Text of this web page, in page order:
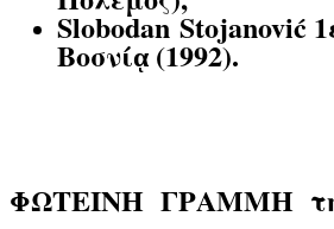
Slobodan Stojanović
Βοσνίᾳ (1992).
ΦΩΤΕΙΝΗ ΓΡΑΜΜΗ